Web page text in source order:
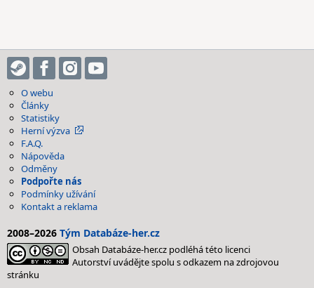
O webu
Články
Statistiky
Herní výzva
F.A.Q.
Nápověda
Odměny
Podpořte nás
Podmínky užívání
Kontakt a reklama
2008–2026 Tým Databáze-her.cz
Obsah Databáze-her.cz podléhá této licenci
Autorství uvádějte spolu s odkazem na zdrojovou
stránku